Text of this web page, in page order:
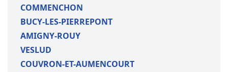
COMMENCHON
BUCY-LES-PIERREPONT
AMIGNY-ROUY
VESLUD
COUVRON-ET-AUMENCOURT